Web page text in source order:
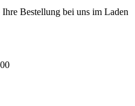
Bestellung bei uns im Laden